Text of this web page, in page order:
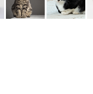
換えました。親戚に